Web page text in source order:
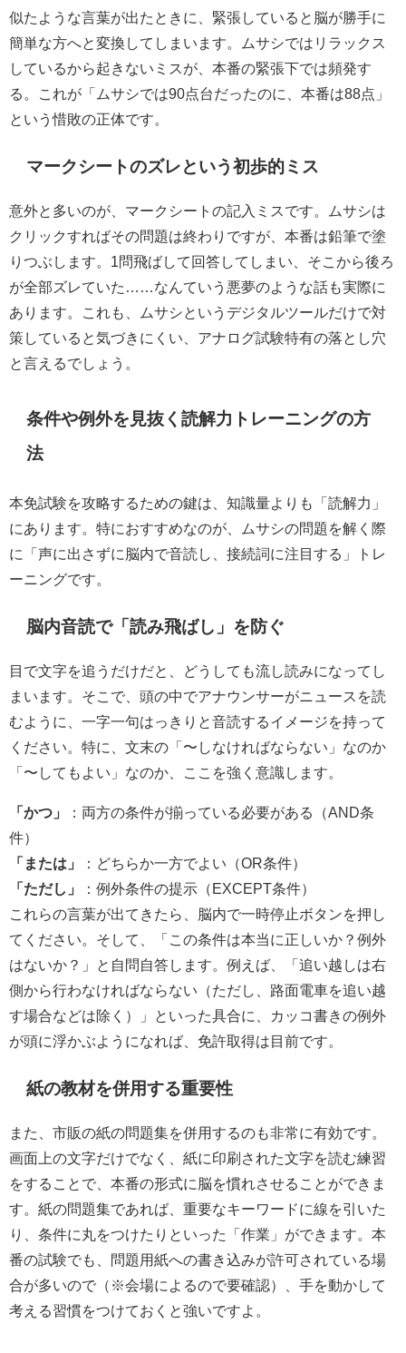
似たような言葉が出たときに、緊張していると脳が勝手に
簡単な方へと変換してしまいます。ムサシではリラックス
しているから起きないミスが、本番の緊張下では頻発す
る。これが「ムサシでは90点台だったのに、本番は88点」
という惜敗の正体です。
マークシートのズレという初歩的ミス
意外と多いのが、マークシートの記入ミスです。ムサシは
クリックすればその問題は終わりですが、本番は鉛筆で塗
りつぶします。1問飛ばして回答してしまい、そこから後ろ
が全部ズレていた……なんていう悪夢のような話も実際に
あります。これも、ムサシというデジタルツールだけで対
策していると気づきにくい、アナログ試験特有の落とし穴
と言えるでしょう。
条件や例外を見抜く読解力トレーニングの方
法
本免試験を攻略するための鍵は、知識量よりも「読解力」
にあります。特におすすめなのが、ムサシの問題を解く際
に「声に出さずに脳内で音読し、接続詞に注目する」トレ
ーニングです。
脳内音読で「読み飛ばし」を防ぐ
目で文字を追うだけだと、どうしても流し読みになってし
まいます。そこで、頭の中でアナウンサーがニュースを読
むように、一字一句はっきりと音読するイメージを持って
ください。特に、文末の「〜しなければならない」なのか
「〜してもよい」なのか、ここを強く意識します。
「かつ」
：両方の条件が揃っている必要がある（AND条
件）
「または」
：どちらか一方でよい（OR条件）
「ただし」
：例外条件の提示（EXCEPT条件）
これらの言葉が出てきたら、脳内で一時停止ボタンを押し
てください。そして、「この条件は本当に正しいか？例外
はないか？」と自問自答します。例えば、「追い越しは右
側から行わなければならない（ただし、路面電車を追い越
す場合などは除く）」といった具合に、カッコ書きの例外
が頭に浮かぶようになれば、免許取得は目前です。
紙の教材を併用する重要性
また、市販の紙の問題集を併用するのも非常に有効です。
画面上の文字だけでなく、紙に印刷された文字を読む練習
をすることで、本番の形式に脳を慣れさせることができま
す。紙の問題集であれば、重要なキーワードに線を引いた
り、条件に丸をつけたりといった「作業」ができます。本
番の試験でも、問題用紙への書き込みが許可されている場
合が多いので（※会場によるので要確認）、手を動かして
考える習慣をつけておくと強いですよ。